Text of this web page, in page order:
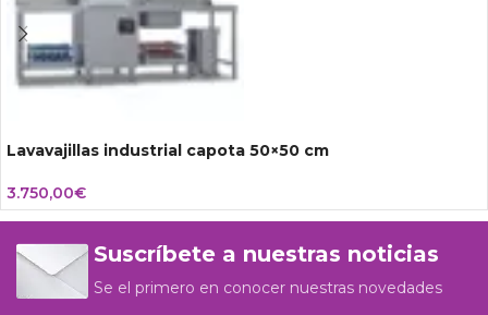
Lavavajillas industrial capota 50×50 cm
3.750,00€
Suscríbete a nuestras noticias
Se el primero en conocer nuestras novedades